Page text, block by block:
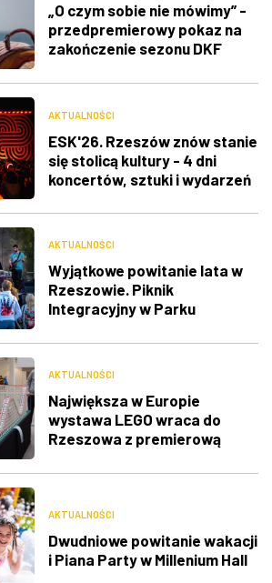
„O czym sobie nie mówimy” -
przedpremierowy pokaz na
zakończenie sezonu DKF
AKTUALNOŚCI
ESK'26. Rzeszów znów stanie
się stolicą kultury - 4 dni
koncertów, sztuki i wydarzeń
AKTUALNOŚCI
Wyjątkowe powitanie lata w
Rzeszowie. Piknik
Integracyjny w Parku
AKTUALNOŚCI
Największa w Europie
wystawa LEGO wraca do
Rzeszowa z premierową
AKTUALNOŚCI
Dwudniowe powitanie wakacji
i Piana Party w Millenium Hall